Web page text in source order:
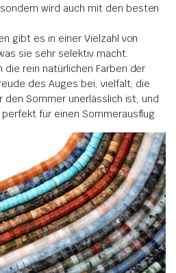
wird auch mit den besten
gibt es in einer Vielzahl von
sie sehr selektiv macht.
die rein natürlichen Farben der
des Auges bei; vielfalt; die
den Sommer unerlässlich ist; und
für einen Sommerausflug.